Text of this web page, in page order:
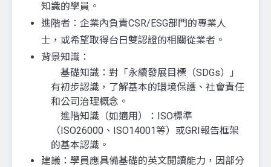
知識的學員。
進階者：企業內負責CSR/ESG部門的專業人
士，或希望取得台日雙認證的相關從業者。
背景知識：
基礎知識：對「永續發展目標（SDGs）」
有初步認識，了解基本的環境保護、社會責任
和公司治理概念。
進階知識（如適用）：ISO標準
（ISO26000、ISO14001等）或GRI報告框架
的基本認識。
建議：學員應具備基礎的英文閱讀能力，因部分